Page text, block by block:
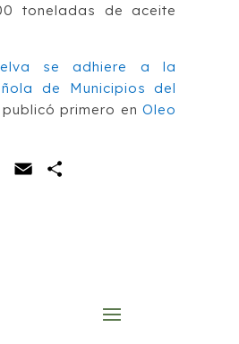
toneladas de aceite
se adhiere a la
de Municipios del
publicó primero enOleo
WhatsApp
Email